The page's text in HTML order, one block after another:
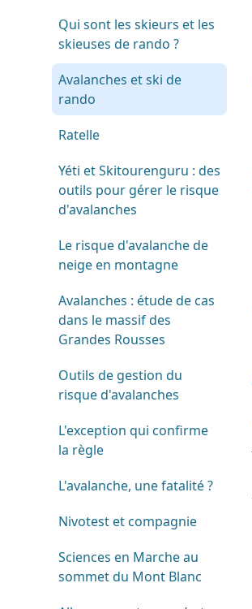
Qui sont les skieurs et les
skieuses de rando ?
Avalanches et ski de
rando
Ratelle
Yéti et Skitourenguru : des
outils pour gérer le risque
d'avalanches
Le risque d'avalanche de
neige en montagne
Avalanches : étude de cas
dans le massif des
Grandes Rousses
Outils de gestion du
risque d'avalanches
L'exception qui confirme
la règle
L'avalanche, une fatalité ?
Nivotest et compagnie
Sciences en Marche au
sommet du Mont Blanc